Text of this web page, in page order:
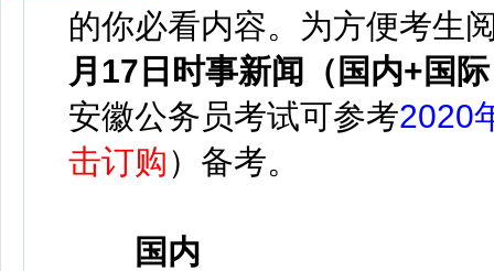
的你必看内容。 为方便考生
月17日时事新闻（国内+国
安徽公务员考试可参考2020
击订购）备考。
国内